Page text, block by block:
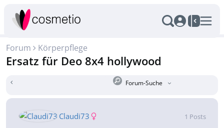
Forum Körperpflege
Ersatz für Deo 8x4 hollywood
Forum-Suche
Claudi73 1 Posts